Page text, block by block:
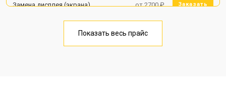
Замена дисплея (экрана) от 2700 ₽ Заказать
Замена кнопки включения от 1750 ₽
Показать весь прайс